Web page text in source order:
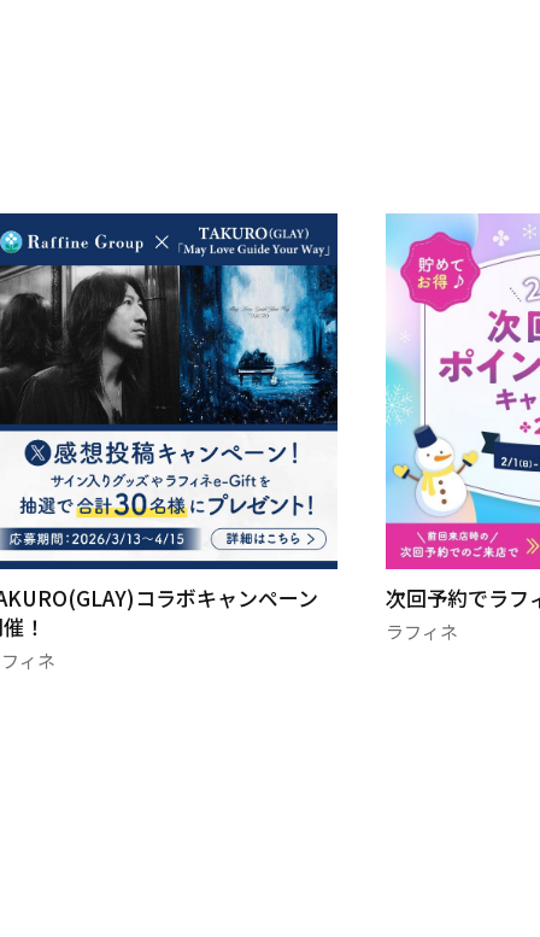
コラボキャンペーン
！
ィネ
次回予約でラフ
ラフィネ